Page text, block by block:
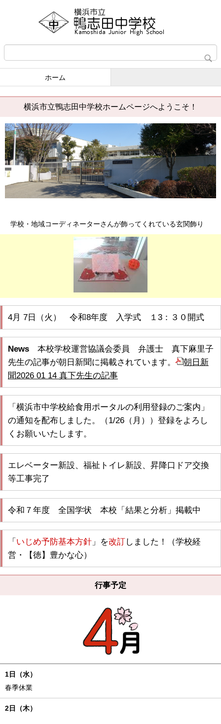
ホーム
横浜市立鴨志田中学校ホームページへようこそ！
学校・地域コーディネーターさんが飾ってくれている玄関飾り
4月 7日（火） 令和8年度 入学式 １3：３０開式
News 本校学校運営協議会委員 弁護士 真下麻里子
先生の記事が朝日新聞に掲載されています。
朝日新
聞2026 01 14 真下先生の記事
「横浜市中学校給食用ポータルの利用登録のご案内」
の通知を配布しました。（1/26（月））登録をよろし
くお願いいたします。
エレベーター新設、福祉トイレ新設、昇降口ドア交換
等工事完了
令和７年度 全国学状 本校「結果と分析」掲載中
「 いじめ予防基本方針 」を改訂しました！（学校経
営・【徳】豊かな心）
行事予定
1日（水）
春季休業
2日（木）